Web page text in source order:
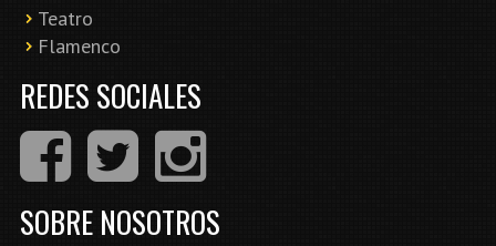
Teatro
Flamenco
REDES SOCIALES
SOBRE NOSOTROS